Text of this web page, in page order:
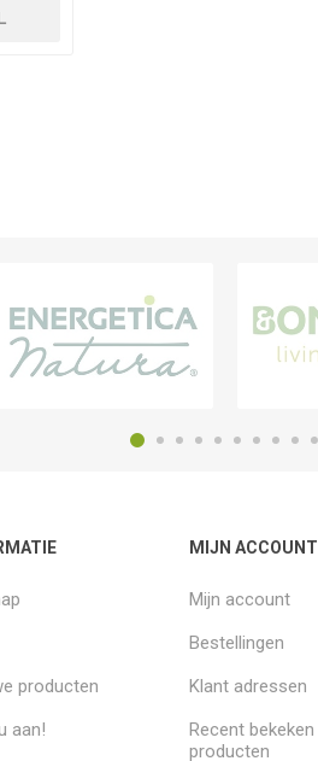
producten
aan!
MIJN ACCOUNT
Mijn account
Bestellingen
Klant adressen
Recent bekeken
producten